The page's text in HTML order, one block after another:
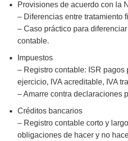
Provisiones de acuerdo con la
– Diferencias entre tratamiento
– Caso práctico para
contable.
Impuestos
– Registro contable: ISR pagos
ejercicio, IVA acreditable, IVA
– Amarre contra declaraciones
Créditos bancarios
– Registro contable corto y
obligaciones de hacer y no